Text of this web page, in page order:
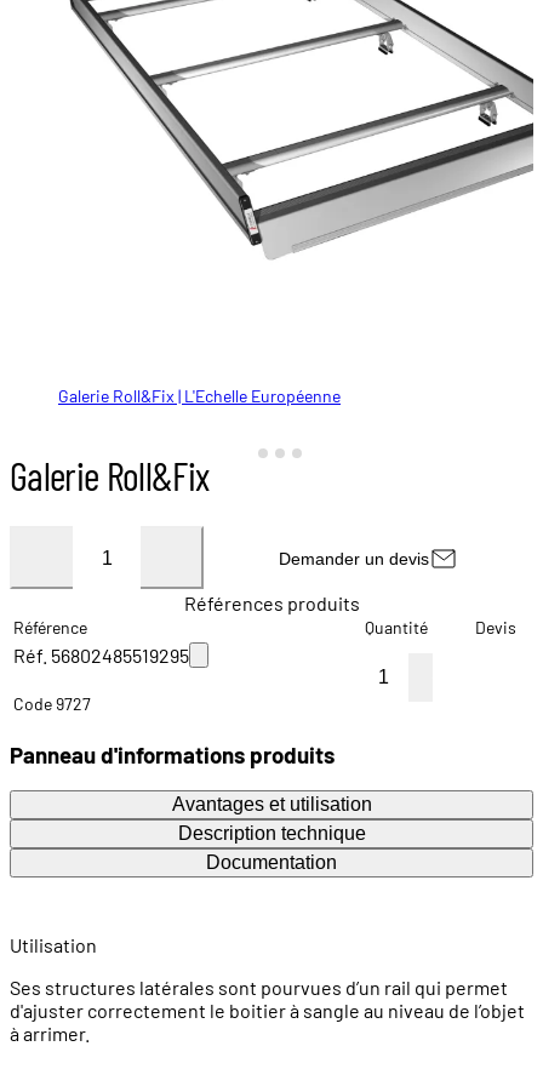
Galerie Roll&Fix | L'Echelle Européenne
Galerie Roll&Fix | L'Echelle Européenne
Galerie Roll&Fix | L'Echelle Européenne
Galerie Roll&Fix | L'Echelle Européenne
Galerie Roll&Fix
Demander un devis
Références produits
Référence Quantité Devis
Réf. 56802485519295
Code 9727
Panneau d'informations produits
Avantages et utilisation
Description technique
Documentation
Utilisation
Ses structures latérales sont pourvues d’un rail qui permet
d'ajuster correctement le boitier à sangle au niveau de l’objet
à arrimer.